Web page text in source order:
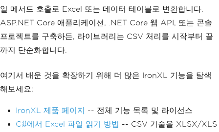
일 메서드 호출로 Excel 또는 데이터 테이블로 변환합니다.
ASP.NET Core 애플리케이션, .NET Core 웹 API, 또는 콘솔
프로젝트를 구축하든, 라이브러리는 CSV 처리를 시작부터 끝
까지 단순화합니다.
여기서 배운 것을 확장하기 위해 더 많은 IronXL 기능을 탐색
해보세요:
IronXL 제품 페이지
-- 전체 기능 목록 및 라이선스
C#에서 Excel 파일 읽기 방법 -- CSV 기술을 XLSX/XLS